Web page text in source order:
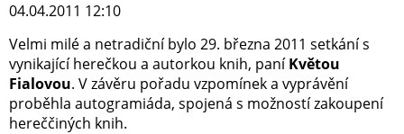
04.04.2011 12:10
Velmi milé a netradiční bylo 29. března 2011 setkání s
vynikající herečkou a autorkou knih, paníKvětou
Fialovou. V závěru pořadu vzpomínek a vyprávění
proběhla autogramiáda, spojená s možností zakoupení
hereččiných knih.